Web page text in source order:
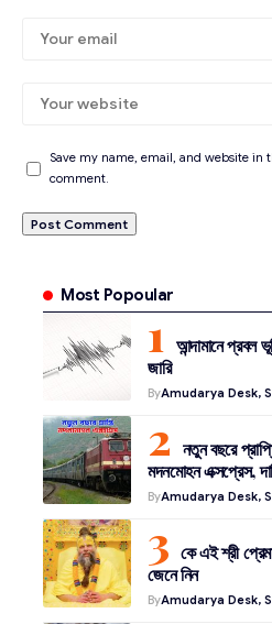
Save my name, email, and website in
comment.
Most Popoular
আন্দামানে প্রবল
জারি
ByAmudarya Desk,
নতুন বছরে
মদনমোহন এক্সপ্রেস,
ByAmudarya Desk,
কে এই শ্রী
জেনে নিন
ByAmudarya Desk,